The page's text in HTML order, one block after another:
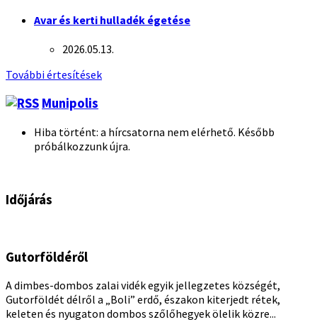
Avar és kerti hulladék égetése
2026.05.13.
További értesítések
Munipolis
Hiba történt: a hírcsatorna nem elérhető. Később
próbálkozzunk újra.
Időjárás
Gutorföldéről
A dimbes-dombos zalai vidék egyik jellegzetes községét,
Gutorföldét délről a „Boli” erdő, északon kiterjedt rétek,
keleten és nyugaton dombos szőlőhegyek ölelik közre...